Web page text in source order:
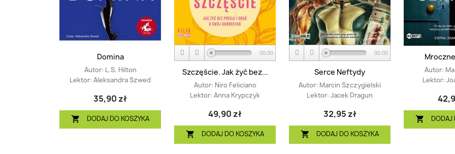
Domina
Autor: L.S. Hilton
Lektor: Aleksandra Szwed
35,90 zł
 DODAJ DO KOSZYKA
00:00
Szczęście. Jak żyć bez...
Autor: Niro Feliciano
Lektor: Anna Krypczyk
49,90 zł
 DODAJ DO KOSZYKA
00:00
Serce Neftydy
Autor: Marcin Szczygielski
Lektor: Jacek Dragun
32,95 zł
 DODAJ DO KOSZYKA
Autor:
Lektor:
 DODAJ